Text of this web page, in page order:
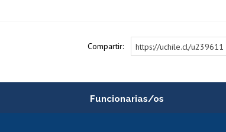
Compartir: https://uchile.cl/u239611
Funcionarias/os